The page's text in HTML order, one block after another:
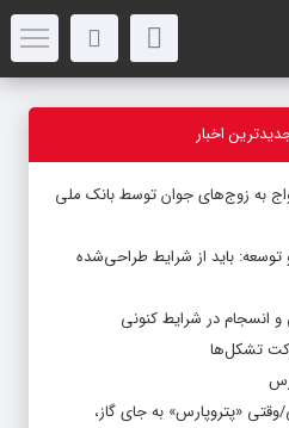
اخبار
وام ازدواج به زوج‌های جوان توسط بانک ملی
باید از شرایط طراحی‌شده
انسجام در شرایط کنونی
تشکل‌ها
«پتروپارس» به جای گاز،